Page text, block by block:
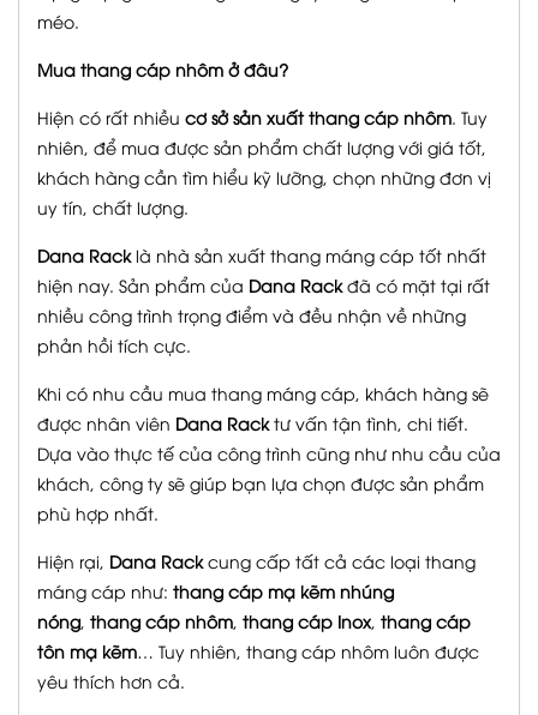
méo.
Mua thang cáp nhôm ở đâu?
Hiện có rất nhiều cơ sở sản xuất thang cáp nhôm. Tuy
nhiên, để mua được sản phẩm chất lượng với giá tốt,
khách hàng cần tìm hiểu kỹ lưỡng, chọn những đơn vị
uy tín, chất lượng.
Dana Racklà nhà sản xuất thang máng cáp tốt nhất
hiện nay. Sản phẩm của Dana Rackđã có mặt tại rất
nhiều công trình trọng điểm và đều nhận về những
phản hồi tích cực.
Khi có nhu cầu mua thang máng cáp, khách hàng sẽ
được nhân viên Dana Racktư vấn tận tình, chi tiết.
Dựa vào thực tế của công trình cũng như nhu cầu của
khách, công ty sẽ giúp bạn lựa chọn được sản phẩm
phù hợp nhất.
Hiện rại, Dana Rackcung cấp tất cả các loại thang
máng cáp như: thang cáp mạ kẽm nhúng
nóng, thang cáp nhôm, thang cáp Inox, thang cáp
tôn mạ kẽm… Tuy nhiên, thang cáp nhôm luôn được
yêu thích hơn cả.